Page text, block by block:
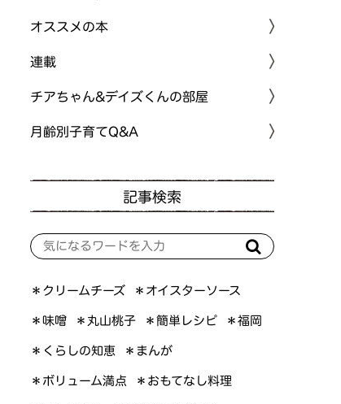
オススメの本
連載
チアちゃん&デイズくんの部屋
月齢別子育てQ&A
記事検索
＊クリームチーズ ＊オイスターソース
＊味噌 ＊丸山桃子 ＊簡単レシピ ＊福岡
＊くらしの知恵 ＊まんが
＊ボリューム満点 ＊おもてなし料理